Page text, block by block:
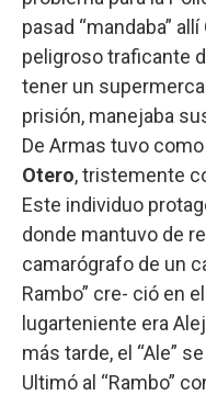
pasad “mandaba” allí
peligroso traficante
tener un
prisión, manejaba
De Armas tuvo
Otero, tristemente
Este individuo
donde mantuvo de
camarógrafo de un
Rambo” cre- ció en
lugarteniente era
más tarde, el “Ale”
Ultimó al “Rambo”